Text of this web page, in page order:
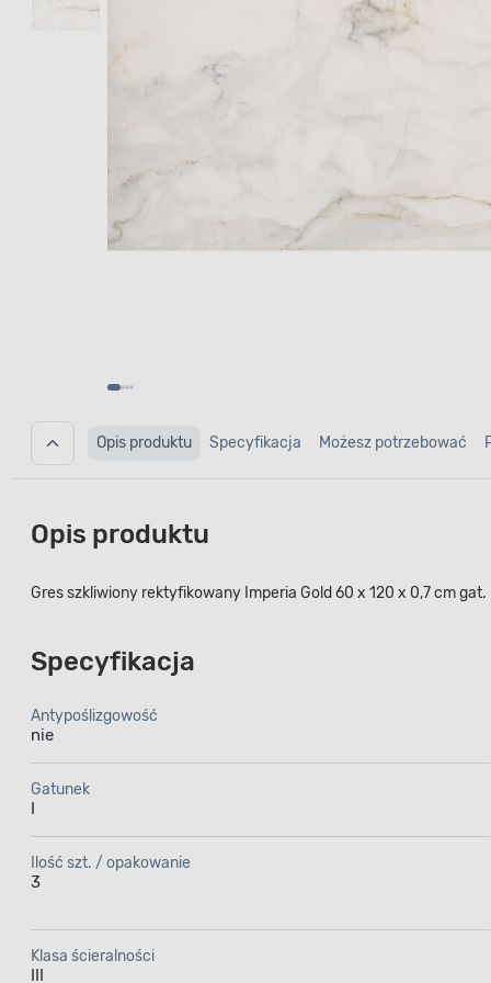
Opis produktu Specyfikacja Możesz potrzebować
Opis produktu
Gres szkliwiony rektyfikowany Imperia Gold 60 x 120 x 0,7 cm gat.
Specyfikacja
Antypoślizgowość
nie
Gatunek
I
Ilość szt. / opakowanie
3
Klasa ścieralności
III